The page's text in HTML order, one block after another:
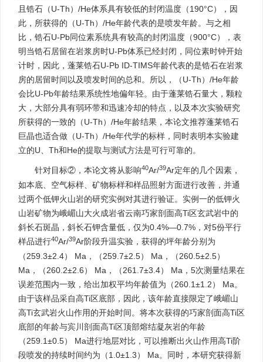
且锆石（U-Th）/He体系具有较低的封闭温度（190°C），因
此，所获得的（U-Th）/He年龄代表的是喷发年龄。与之相
比，锆石U-Pb同位素系统具有较高的封闭温度（900°C），表
明当锆石居留在岩浆房时U-Pb体系已经封闭，同位素时钟开始
计时，因此，蓬莱锆石U-Pb ID-TIMS年龄代表的是锆石在岩浆
房的居留时间以及喷发时间的总和。所以，（U-Th）/He年龄
会比U-Pb年龄结果系统性地偏年轻。由于蓬莱锆石量大，颗粒
大，大部分具有弱环带和迅速冷却的特点，以及本次实验研究
所获得的一致的（U-Th）/He年龄结果，本论文推荐蓬莱锆石
巨晶也适合做（U-Th）/He年代学的标样，同时表明本实验建
立的U、Th和He的提取与测试方法是可行可靠的。
针对目标②，本论文将从影响40Ar/39Ar定年的几个因素，
如本底、空气标样、矿物标样和样品照射方面进行改善，并通
过两个低钾火山岩的研究实例对其进行验证。实例一的低钾火
山岩矿物为峨嵋山大火成岩省云南巧家剖面高Ti区玄武岩中的
斜长石斑晶，斜长石钾含量低，仅为0.4%—0.7%，对5份平行
样品进行40Ar/39Ar阶段升温实验，获得的坪年龄分别为
（259.3±2.4） Ma，（259.7±2.5） Ma，（260.5±2.5）
Ma，（260.2±2.6） Ma，（261.7±3.4） Ma，5次测量结果在
误差范围内一致，给出加权平均年龄值为（260.1±1.2） Ma。
由于该样品采自高Ti区底部，因此，该年龄直接限定了峨嵋山
高Ti玄武岩火山作用的开始时间。将本次获得的巧家剖面高Ti区
底部的年龄与宾川剖面高Ti区顶部熔结凝灰岩的年龄
（259.1±0.5） Ma进行地层对比，可以推断出火山作用高Ti阶
段喷发的持续时间约为（1.0±1.3） Ma。同时，本研究获得新